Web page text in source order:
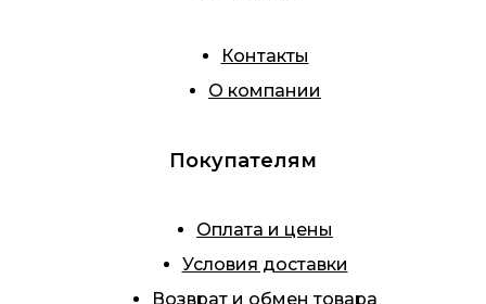
Контакты
О компании
Покупателям
Оплата и цены
Условия доставки
Возврат и обмен товара